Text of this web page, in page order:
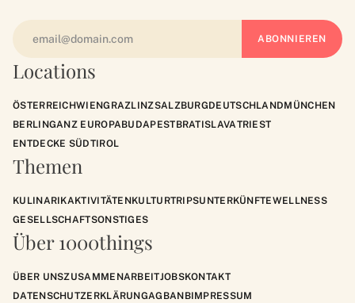
Locations
ÖSTERREICHWIENGRAZLINZSALZBURGDEUTSCHLANDMÜNCHEN
BERLINGANZ EUROPABUDAPESTBRATISLAVATRIEST
ENTDECKE SÜDTIROL
Themen
KULINARIKAKTIVITÄTENKULTURTRIPSUNTERKÜNFTEWELLNESS
GESELLSCHAFTSONSTIGES
Über 1000things
ÜBER UNSZUSAMMENARBEITJOBSKONTAKT
DATENSCHUTZERKLÄRUNGAGBANBIMPRESSUM